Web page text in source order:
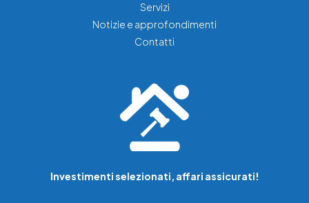
Servizi
Notizie e approfondimenti
Contatti
Investimenti selezionati, affari assicurati!